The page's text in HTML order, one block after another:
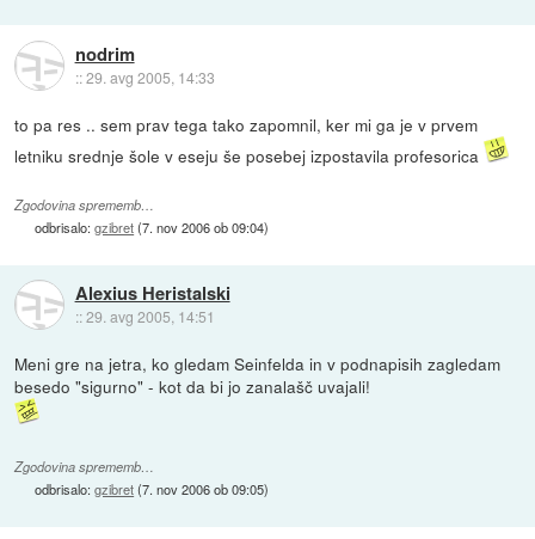
nodrim
::29. avg 2005, 14:33
to pa res .. sem prav tega tako zapomnil, ker mi ga je v prvem
letniku srednje šole v eseju še posebej izpostavila profesorica
Zgodovina sprememb…
odbrisalo:gzibret(7. nov 2006 ob 09:04)
Alexius Heristalski
::29. avg 2005, 14:51
Meni gre na jetra, ko gledam Seinfelda in v podnapisih zagledam
besedo "sigurno" - kot da bi jo zanalašč uvajali!
Zgodovina sprememb…
odbrisalo:gzibret(7. nov 2006 ob 09:05)